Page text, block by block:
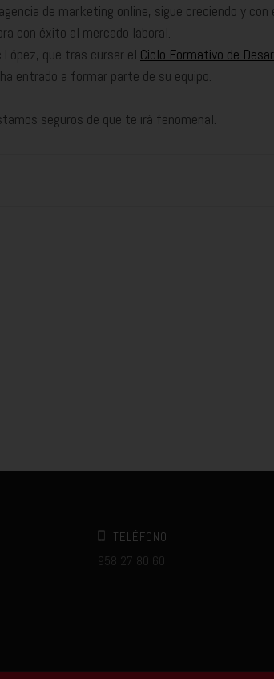
de marketing online, sigue creciendo y
con éxito al mercado laboral.
que tras cursar el Ciclo Formativo de
entrado a formar parte de su equipo.
seguros de que te irá fenomenal.
TELÉFONO
958 27 80 60